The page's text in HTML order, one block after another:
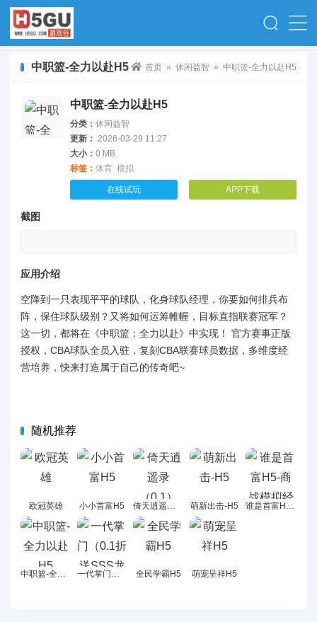
中职篮-全力以赴H5 首页 » 休闲益智 » 中职篮-全力以赴H5
中职篮-全力以赴H5
分类： 休闲益智
更新： 2026-03-29 11:27
大小： 0 MB
标签： 体育 模拟
在线试玩 APP下载
截图
应用介绍
空降到一只表现平平的球队，化身球队经理，你要如何排兵布
阵，保住球队级别？又将如何运筹帷幄，目标直指联赛冠军？
这一切，都将在《中职篮：全力以赴》中实现！ 官方赛事正版
授权，CBA球队全员入驻，复刻CBA联赛球员数据，多维度经
营培养，快来打造属于自己的传奇吧~
随机推荐
欧冠英雄 小小首富H5 萌新出击-H5
中职篮-全力以赴H5 一代掌门（0.1折送SSS龙儿）H5 全民学霸H5 萌宠呈祥H5